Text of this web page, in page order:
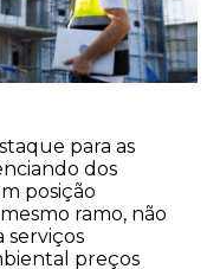
para as
dos
posição
ramo, não
serviços
preços